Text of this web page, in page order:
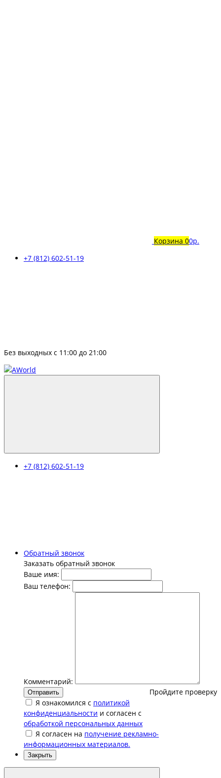
Корзина 00р.
+7 (812) 602-51-19
Без выходных с 11:00 до 21:00
+7 (812) 602-51-19
Обратный звонок
Заказать обратный звонок
Ваше имя:
Ваш телефон:
Комментарий:
Пройдите проверку
Отправить
Я ознакомился с политикой
конфиденциальности и согласен с
обработкой персональных данных
Я согласен на получение рекламно-
информационных материалов.
Закрыть